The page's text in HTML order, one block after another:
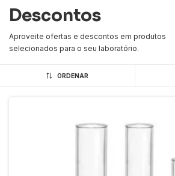
Descontos
Aproveite ofertas e descontos em produtos
selecionados para o seu laboratório.
ORDENAR